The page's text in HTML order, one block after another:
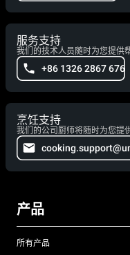
服务支持
我们的技术人员随时为您提供
+86 1326 2867 676
烹饪支持
我们的公司厨师将随时为您提
产品
所有产品